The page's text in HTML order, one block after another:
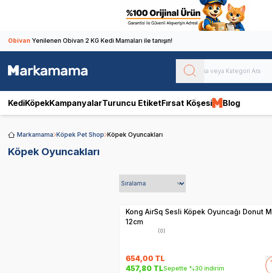
Obivan Yenilenen Obivan 2 KG Kedi Mamaları ile tanışın!
KediKöpekKampanyalarTuruncu EtiketFırsat Köşesi Blog
Markamama Köpek Pet Shop Köpek Oyuncakları
Köpek Oyuncakları
Satıcı
Kong AirSq Sesli Köpek Oyuncağı Donut M
12cm
(0)
654,00 TL
457,80 TLSepette %30 indirim